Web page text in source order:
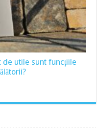
de utile sunt funcțiile